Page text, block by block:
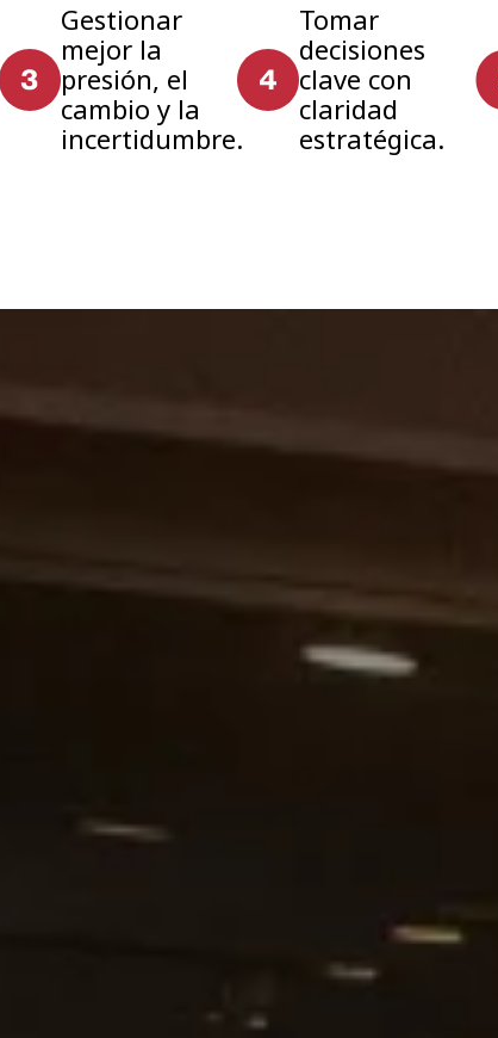
Gestionar
mejor la
presión, el
cambio y la
incertidumbre.
Tomar
decisiones
clave con
claridad
estratégica.